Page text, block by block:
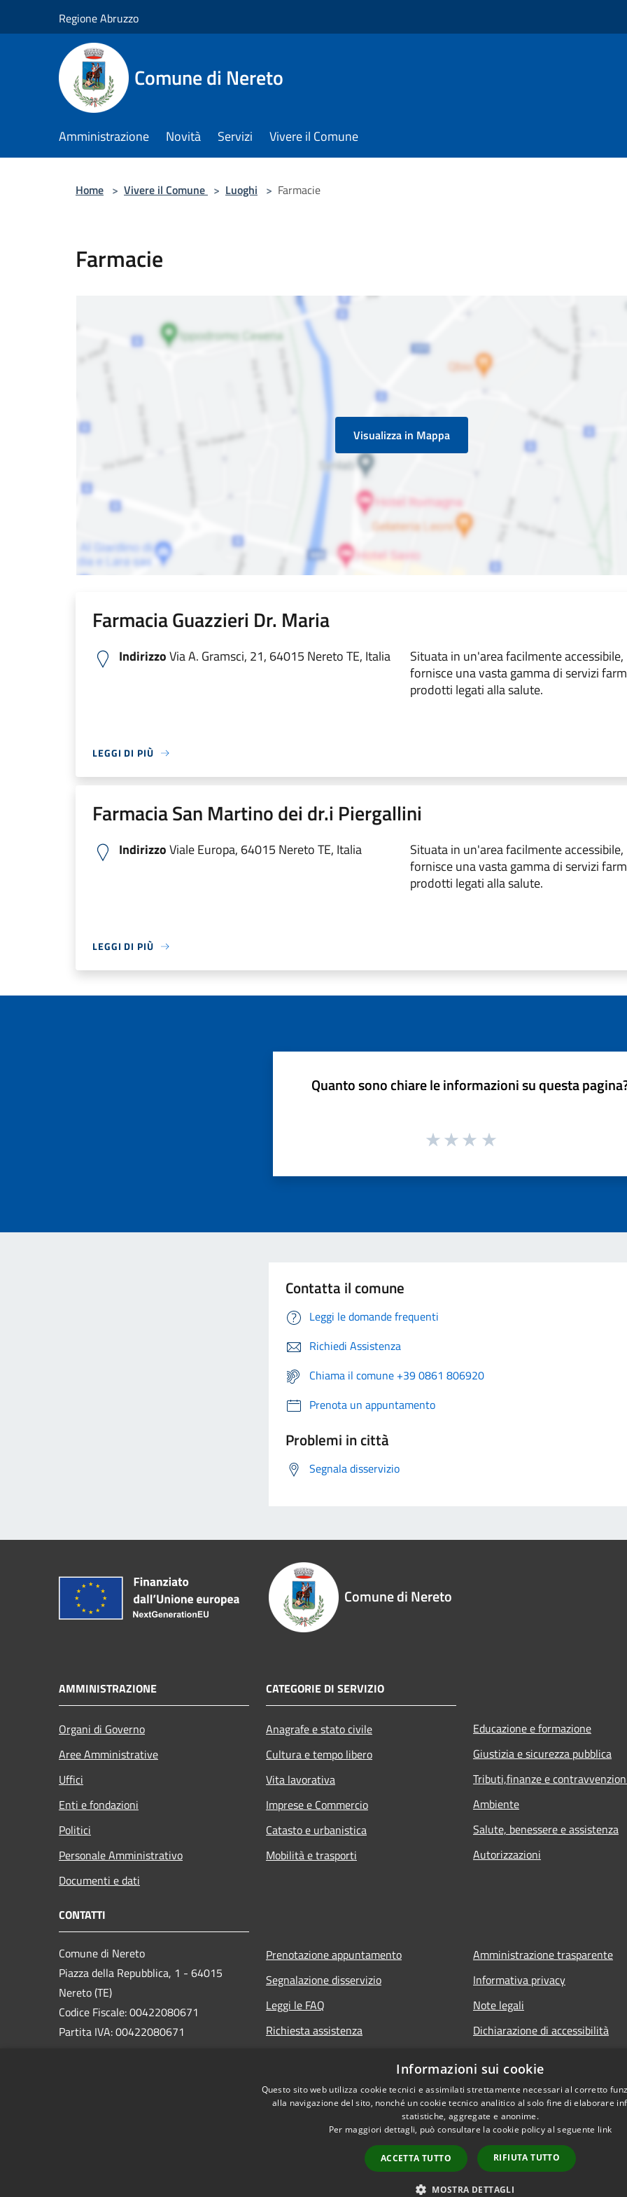
Regione Abruzzo
Comune di Nereto
Amministrazione Novità Servizi Vivere il Comune
Home > Vivere il Comune > Luoghi > Farmacie
Farmacie
Visualizza in Mappa
Farmacia Guazzieri Dr. Maria
IndirizzoVia A. Gramsci, 21, 64015 Nereto TE, Italia
Situata in un'area facilmente
fornisce una vasta gamma di servizi
prodotti legati alla salute.
LEGGI DI PIÙ
Farmacia San Martino dei dr.i Piergallini
IndirizzoViale Europa, 64015 Nereto TE, Italia
Situata in un'area facilmente
fornisce una vasta gamma di servizi
prodotti legati alla salute.
LEGGI DI PIÙ
Quanto sono chiare le informazioni su questa
Contatta il comune
Leggi le domande frequenti
Richiedi Assistenza
Chiama il comune +39 0861 806920
Prenota un appuntamento
Problemi in città
Segnala disservizio
Comune di Nereto
AMMINISTRAZIONE
Organi di Governo
Aree Amministrative
Uffici
Enti e fondazioni
Politici
Personale Amministrativo
Documenti e dati
CATEGORIE DI SERVIZIO
Anagrafe e stato civile
Cultura e tempo libero
Vita lavorativa
Imprese e Commercio
Catasto e urbanistica
Mobilità e trasporti
Educazione e formazione
Giustizia e sicurezza pubblica
Tributi,finanze e
Ambiente
Salute, benessere e assistenza
Autorizzazioni
CONTATTI
Comune di Nereto
Piazza della Repubblica, 1 - 64015
Nereto (TE)
Codice Fiscale: 00422080671
Partita IVA: 00422080671
Prenotazione appuntamento
Segnalazione disservizio
Leggi le FAQ
Richiesta assistenza
Amministrazione trasparente
Informativa privacy
Note legali
Dichiarazione di accessibilità
Copyright © 2026 •
Informazioni sui cookie
Questo sito web utilizza cookie tecnici e assimilati strettamente necessari al corretto
alla navigazione del sito, nonché un cookie tecnico analitico al solo fine di elaborare
statistiche, aggregate e anonime.
Per maggiori dettagli, può consultare la cookie policy al seguente link
ACCETTA TUTTO RIFIUTA TUTTO
MOSTRA DETTAGLI